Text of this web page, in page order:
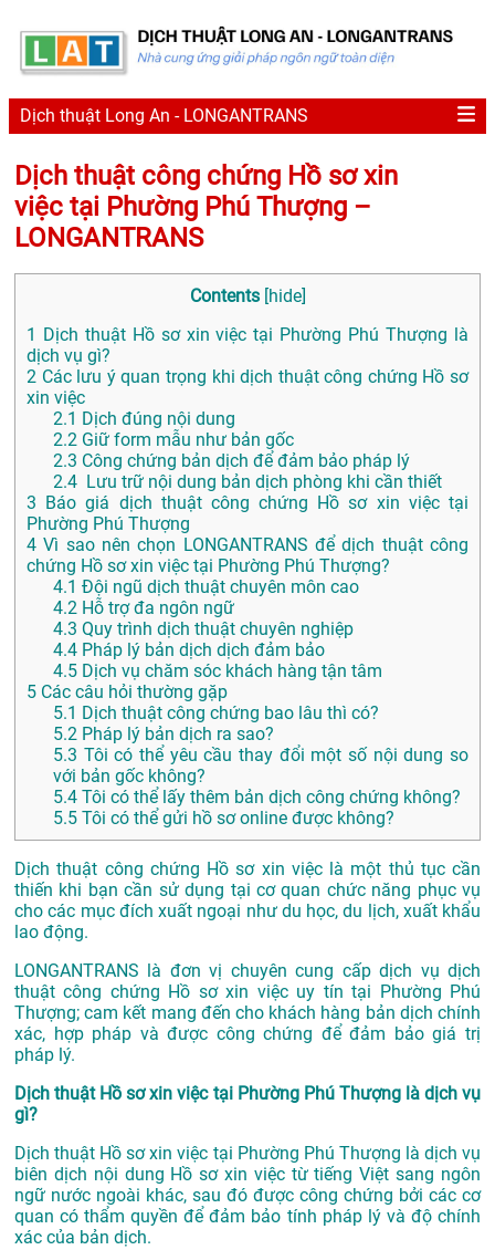
Dịch thuật Long An - LONGANTRANS
Dịch thuật công chứng Hồ sơ xin
việc tại Phường Phú Thượng –
LONGANTRANS
Contents [hide]
1
Dịch thuật Hồ sơ xin việc tại Phường Phú Thượng là
dịch vụ gì?
2 Các lưu ý quan trọng khi dịch thuật công chứng Hồ sơ
xin việc
2.1 Dịch đúng nội dung
2.2 Giữ form mẫu như bản gốc
2.3 Công chứng bản dịch để đảm bảo pháp lý
2.4 Lưu trữ nội dung bản dịch phòng khi cần thiết
3 Báo giá dịch thuật công chứng Hồ sơ xin việc tại
Phường Phú Thượng
4 Vì sao nên chọn LONGANTRANS để dịch thuật công
chứng Hồ sơ xin việc tại Phường Phú Thượng?
4.1 Đội ngũ dịch thuật chuyên môn cao
4.2 Hỗ trợ đa ngôn ngữ
4.3 Quy trình dịch thuật chuyên nghiệp
4.4 Pháp lý bản dịch dịch đảm bảo
4.5 Dịch vụ chăm sóc khách hàng tận tâm
5 Các câu hỏi thường gặp
5.1 Dịch thuật công chứng bao lâu thì có?
5.2 Pháp lý bản dịch ra sao?
5.3 Tôi có thể yêu cầu thay đổi một số nội dung so
với bản gốc không?
5.4 Tôi có thể lấy thêm bản dịch công chứng không?
5.5 Tôi có thể gửi hồ sơ online được không?
Dịch thuật công chứng Hồ sơ xin việc là một thủ tục cần
thiến khi bạn cần sử dụng tại cơ quan chức năng phục vụ
cho các mục đích xuất ngoại như du học, du lịch, xuất khẩu
lao động.
LONGANTRANS là đơn vị chuyên cung cấp dịch vụ dịch
thuật công chứng Hồ sơ xin việc uy tín tại Phường Phú
Thượng; cam kết mang đến cho khách hàng bản dịch chính
xác, hợp pháp và được công chứng để đảm bảo giá trị
pháp lý.
Dịch thuật Hồ sơ xin việc tại Phường Phú Thượng là dịch vụ
gì?
Dịch thuật Hồ sơ xin việc tại Phường Phú Thượng là dịch vụ
biên dịch nội dung Hồ sơ xin việc từ tiếng Việt sang ngôn
ngữ nước ngoài khác, sau đó được công chứng bởi các cơ
quan có thẩm quyền để đảm bảo tính pháp lý và độ chính
xác của bản dịch.